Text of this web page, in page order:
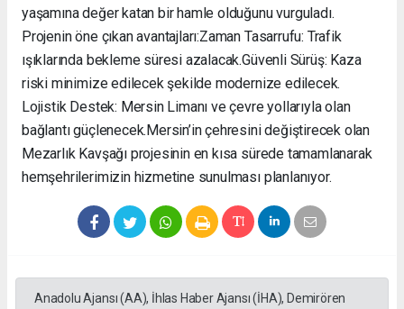
yaşamına değer katan bir hamle olduğunu vurguladı. ​
Projenin öne çıkan avantajları: ​Zaman Tasarrufu: Trafik
ışıklarında bekleme süresi azalacak. ​Güvenli Sürüş: Kaza
riski minimize edilecek şekilde modernize edilecek. ​
Lojistik Destek: Mersin Limanı ve çevre yollarıyla olan
bağlantı güçlenecek. ​Mersin’in çehresini değiştirecek olan
Mezarlık Kavşağı projesinin en kısa sürede tamamlanarak
hemşehrilerimizin hizmetine sunulması planlanıyor.
Anadolu Ajansı (AA), İhlas Haber Ajansı (İHA), Demirören